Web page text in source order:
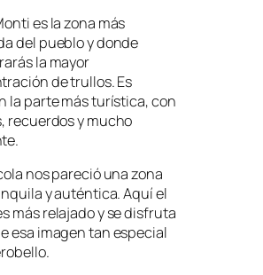
es la zona más
del pueblo y donde
la mayor
de trullos. Es
la parte más turística, con
recuerdos y mucho
nos pareció una zona
y auténtica. Aquí el
más relajado y se disfruta
esa imagen tan especial